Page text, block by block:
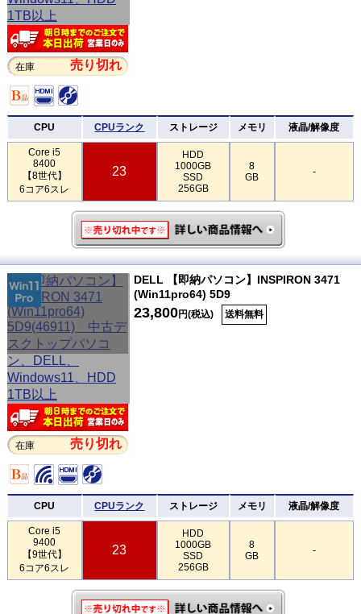
在庫 売り切れ
CPU CPUランク ストレージ メモリ 液晶/解像度
Core i5
8400
【8世代】
6コア6スレ
23
HDD
1000GB
SSD
256GB
8
GB
-
在庫 売り切れ
DELL 【即納パソコン】INSPIRON 3471
(Win11pro64) 5D9
23,800円(税込) 送料無料
CPU CPUランク ストレージ メモリ 液晶/解像度
Core i5
9400
【9世代】
6コア6スレ
23
HDD
1000GB
SSD
256GB
8
GB
-